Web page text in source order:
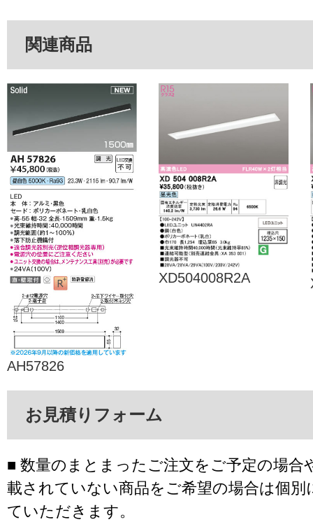
関連商品
AH57826
XD504008R2A
お見積りフォーム
■ 数量のまとまったご注文をご予定の場合
載されていない商品をご希望の場合は個別
ていただきます。